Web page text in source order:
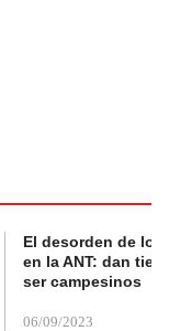
El desorden de
en la ANT: dan
ser campesinos
06/09/2023